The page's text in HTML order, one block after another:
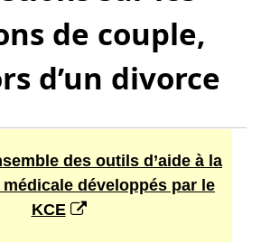
de couple,
d’un divorce
des outils d’aide à la
développés par le
KCE